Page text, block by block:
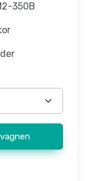
350B